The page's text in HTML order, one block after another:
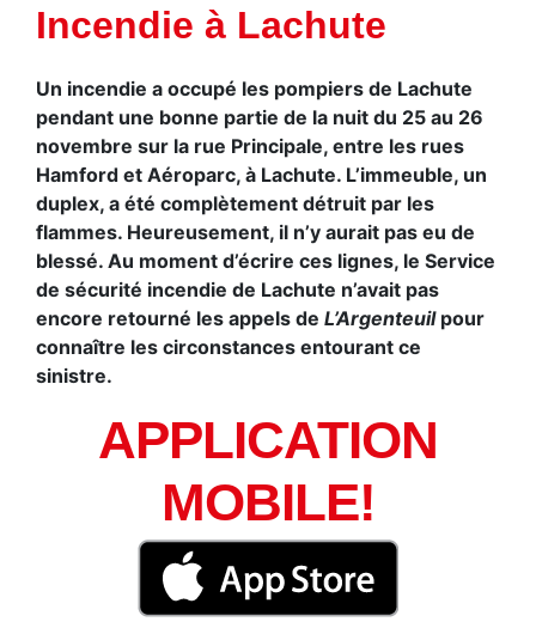
Incendie à Lachute
Un incendie a occupé les pompiers de Lachute
pendant une bonne partie de la nuit du 25 au 26
novembre sur la rue Principale, entre les rues
Hamford et Aéroparc, à Lachute. L’immeuble, un
duplex, a été complètement détruit par les
flammes. Heureusement, il n’y aurait pas eu de
blessé. Au moment d’écrire ces lignes, le Service
de sécurité incendie de Lachute n’avait pas
encore retourné les appels de L’Argenteuilpour
connaître les circonstances entourant ce
sinistre.
APPLICATION
MOBILE!